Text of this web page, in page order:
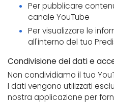
Per pubblicare
canale YouTube
Per visualizzare le
all'interno del tuo
Condivisione dei dati e
Non condividiamo il tuo
I dati vengono utilizzati
nostra applicazione per